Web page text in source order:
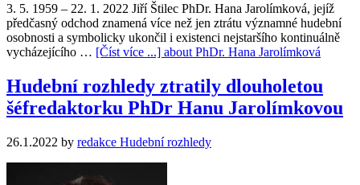
3. 5. 1959 – 22. 1. 2022 Jiří Štilec PhDr. Hana Jarolímková, jejíž
předčasný odchod znamená více než jen ztrátu významné hudební
osobnosti a symbolicky ukončil i existenci nejstaršího kontinuálně
vycházejícího … [Číst více ...] about PhDr. Hana Jarolímková
Hudební rozhledy ztratily dlouholetou
šéfredaktorku PhDr Hanu Jarolímkovou
26.1.2022 by redakce Hudební rozhledy